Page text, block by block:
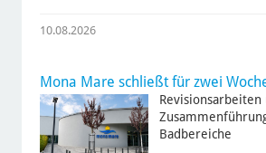
10.08.2026
Mona Mare schließt für zwei
Revisionsarbeiten
Badbereiche